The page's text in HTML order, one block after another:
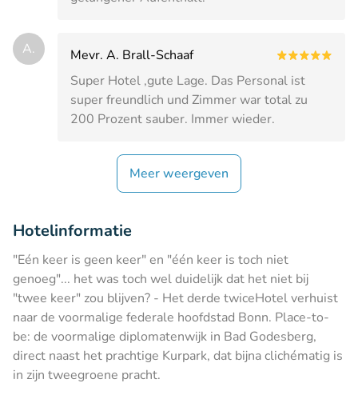
A.
Mevr. A. Brall-Schaaf
Super Hotel ,gute Lage. Das Personal ist
super freundlich und Zimmer war total zu
200 Prozent sauber. Immer wieder.
Meer weergeven
Hotelinformatie
"Eén keer is geen keer" en "één keer is toch niet
genoeg"... het was toch wel duidelijk dat het niet bij
"twee keer" zou blijven? - Het derde twiceHotel verhuist
naar de voormalige federale hoofdstad Bonn. Place-to-
be: de voormalige diplomatenwijk in Bad Godesberg,
direct naast het prachtige Kurpark, dat bijna clichématig is
in zijn tweegroene pracht.